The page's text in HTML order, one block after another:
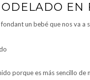
EN
un bebé que nos va
porque es más sencillo de